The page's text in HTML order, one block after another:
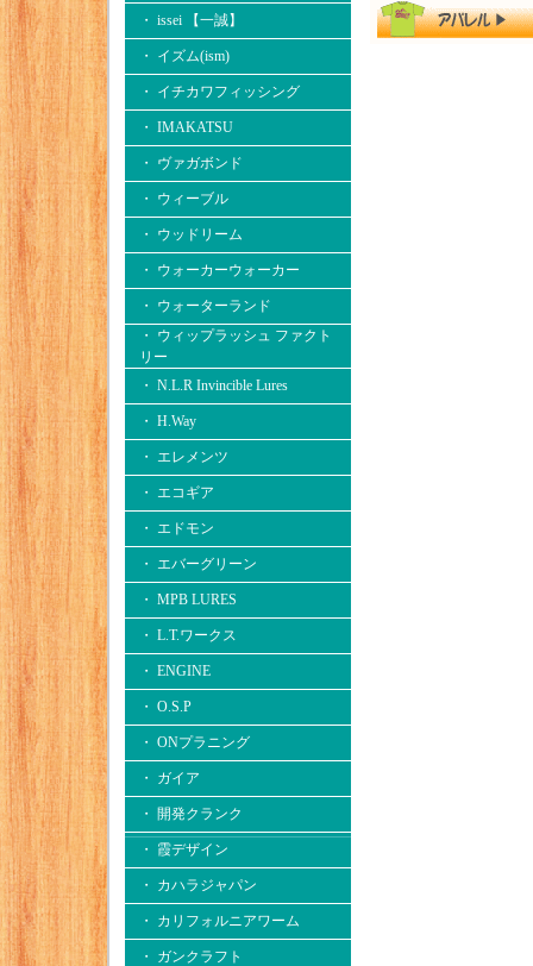
・ issei 【一誠】
・ イズム(ism)
・ イチカワフィッシング
・ IMAKATSU
・ ヴァガボンド
・ ウィーブル
・ ウッドリーム
・ ウォーカーウォーカー
・ ウォーターランド
・ ウィップラッシュ ファクト
リー
・ N.L.R Invincible Lures
・ H.Way
・ エレメンツ
・ エコギア
・ エドモン
・ エバーグリーン
・ MPB LURES
・ L.T.ワークス
・ ENGINE
・ O.S.P
・ ONプラニング
・ ガイア
・ 開発クランク
・ 霞デザイン
・ カハラジャパン
・ カリフォルニアワーム
・ ガンクラフト